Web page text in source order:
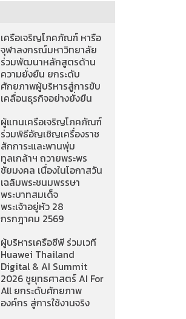
เครือเจริญโภคภัณฑ์ หารือ
จุฬาลงกรณ์มหาวิทยาลัย
ร่วมพัฒนาหลักสูตรด้าน
ความยั่งยืน ยกระดับ
ศักยภาพผู้บริหารสู่การขับ
เคลื่อนธุรกิจอย่างยั่งยืน
ผู้แทนเครือเจริญโภคภัณฑ์
ร่วมพิธีอัญเชิญเครื่องราช
สักการะและพานพุ่ม
ทูลเกล้าฯ ถวายพระพร
ชัยมงคล เนื่องในโอกาสวัน
เฉลิมพระชนมพรรษา
พระบาทสมเด็จ
พระเจ้าอยู่หัว 28
กรกฎาคม 2569
ผู้บริหารเครือซีพี ร่วมเวที
Huawei Thailand
Digital & AI Summit
2026 ชูยุทธศาสตร์ AI For
All ยกระดับศักยภาพ
องค์กร สู่การใช้งานจริง